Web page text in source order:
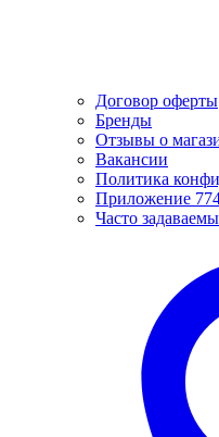
Договор оферты
Бренды
Отзывы о
Вакансии
Политика
Приложение
Часто